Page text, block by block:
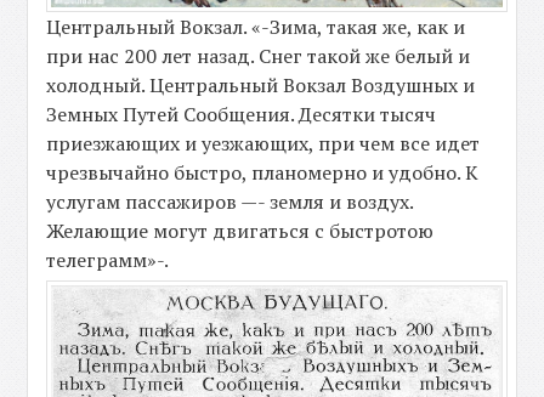
Центральный Вокзал. «-Зима, такая же, как и
при нас 200 лет назад. Снег такой же белый и
холодный. Центральный Вокзал Воздушных и
Земных Путей Сообщения. Десятки тысяч
приезжающих и уезжающих, при чем все идет
чрезвычайно быстро, планомерно и удобно. К
услугам пассажиров —- земля и воздух.
Желающие могут двигаться с быстротою
телеграмм»-.